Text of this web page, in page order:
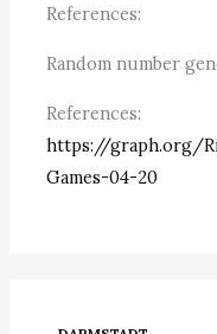
References:
Random number
References:
https://graph.org/
Games-04-20